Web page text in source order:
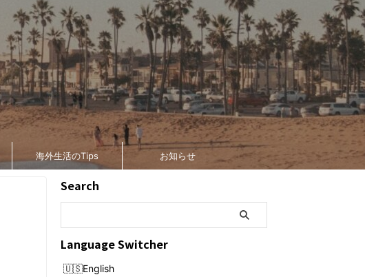
海外生活のTips お知らせ
Search
Language Switcher
English